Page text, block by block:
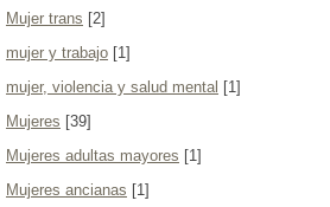
Mujer trans [2]
mujer y trabajo [1]
mujer, violencia y salud mental [1]
Mujeres [39]
Mujeres adultas mayores [1]
Mujeres ancianas [1]